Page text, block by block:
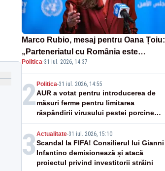
Marco Rubio, mesaj pentru Oana Țoiu:
„Parteneriatul cu România este
puternic și prețuit”
Politica·31 iul. 2026, 14:37
2Politica-31 iul. 2026, 14:55
AUR a votat pentru introducerea de
măsuri ferme pentru limitarea
răspândirii virusului pestei porcine
africane
3 Actualitate-31 iul. 2026, 15:10
Scandal la FIFA! Consilierul lui Gianni
Infantino demisionează și atacă
proiectul privind investitorii străini